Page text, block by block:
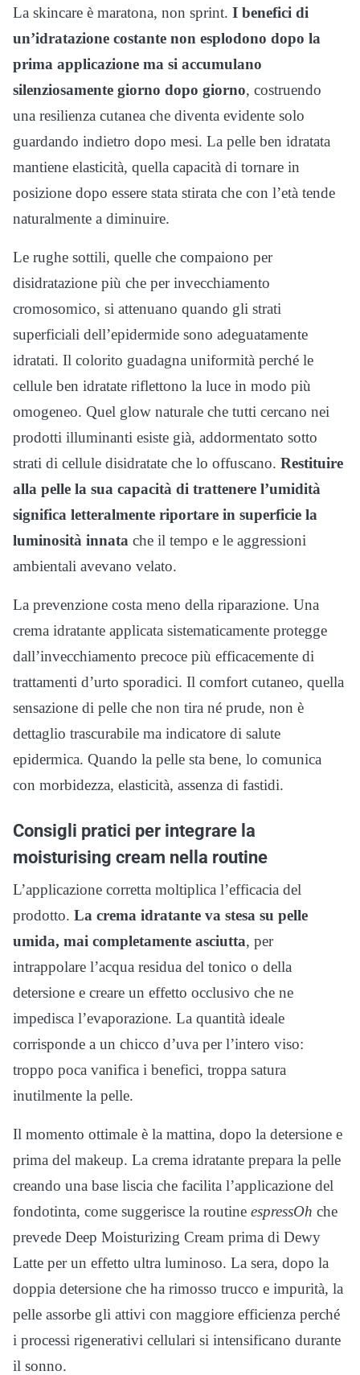
La skincare è maratona, non sprint. I benefici di
un’idratazione costante non esplodono dopo la
prima applicazione ma si accumulano
silenziosamente giorno dopo giorno, costruendo
una resilienza cutanea che diventa evidente solo
guardando indietro dopo mesi. La pelle ben idratata
mantiene elasticità, quella capacità di tornare in
posizione dopo essere stata stirata che con l’età tende
naturalmente a diminuire.
Le rughe sottili, quelle che compaiono per
disidratazione più che per invecchiamento
cromosomico, si attenuano quando gli strati
superficiali dell’epidermide sono adeguatamente
idratati. Il colorito guadagna uniformità perché le
cellule ben idratate riflettono la luce in modo più
omogeneo. Quel glow naturale che tutti cercano nei
prodotti illuminanti esiste già, addormentato sotto
strati di cellule disidratate che lo offuscano. Restituire
alla pelle la sua capacità di trattenere l’umidità
significa letteralmente riportare in superficie la
luminosità innata che il tempo e le aggressioni
ambientali avevano velato.
La prevenzione costa meno della riparazione. Una
crema idratante applicata sistematicamente protegge
dall’invecchiamento precoce più efficacemente di
trattamenti d’urto sporadici. Il comfort cutaneo, quella
sensazione di pelle che non tira né prude, non è
dettaglio trascurabile ma indicatore di salute
epidermica. Quando la pelle sta bene, lo comunica
con morbidezza, elasticità, assenza di fastidi.
Consigli pratici per integrare la
moisturising cream nella routine
L’applicazione corretta moltiplica l’efficacia del
prodotto. La crema idratante va stesa su pelle
umida, mai completamente asciutta, per
intrappolare l’acqua residua del tonico o della
detersione e creare un effetto occlusivo che ne
impedisca l’evaporazione. La quantità ideale
corrisponde a un chicco d’uva per l’intero viso:
troppo poca vanifica i benefici, troppa satura
inutilmente la pelle.
Il momento ottimale è la mattina, dopo la detersione e
prima del makeup. La crema idratante prepara la pelle
creando una base liscia che facilita l’applicazione del
fondotinta, come suggerisce la routine espressOh che
prevede Deep Moisturizing Cream prima di Dewy
Latte per un effetto ultra luminoso. La sera, dopo la
doppia detersione che ha rimosso trucco e impurità, la
pelle assorbe gli attivi con maggiore efficienza perché
i processi rigenerativi cellulari si intensificano durante
il sonno.